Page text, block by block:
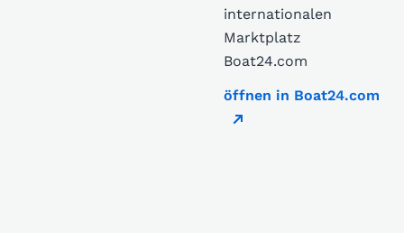
internationalen
Marktplatz
Boat24.com
öffnen in Boat24.com